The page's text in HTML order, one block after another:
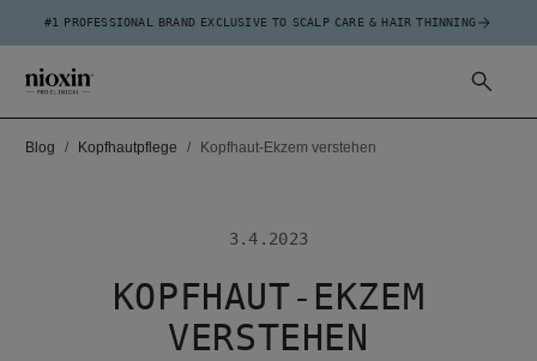
#1 PROFESSIONAL BRAND EXCLUSIVE TO SCALP CARE & HAIR THINNING
Blog Kopfhautpflege Kopfhaut-Ekzem verstehen
3.4.2023
KOPFHAUT-EKZEM
VERSTEHEN